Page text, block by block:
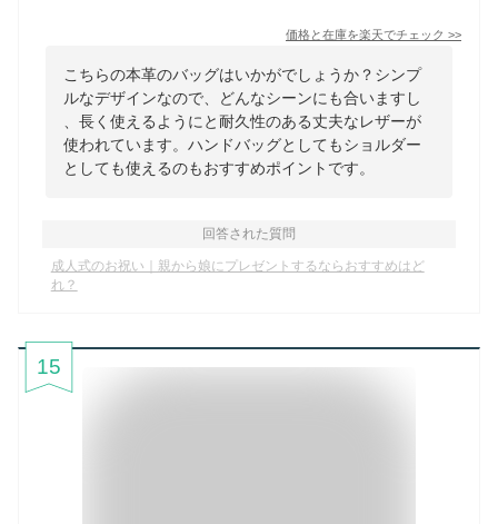
価格と在庫を楽天でチェック >>
こちらの本革のバッグはいかがでしょうか？シンプ
ルなデザインなので、どんなシーンにも合いますし
、長く使えるようにと耐久性のある丈夫なレザーが
使われています。ハンドバッグとしてもショルダー
としても使えるのもおすすめポイントです。
回答された質問
成人式のお祝い｜親から娘にプレゼントするならおすすめはど
れ？
15